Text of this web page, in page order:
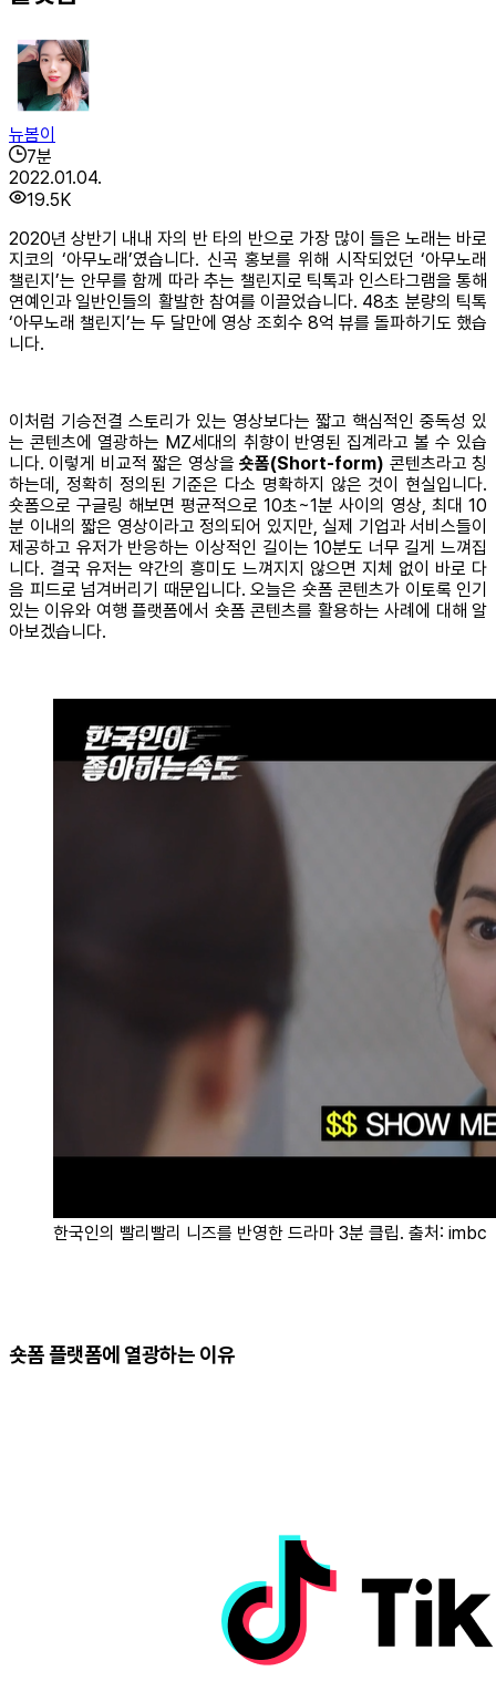
뉴봄이
7분
2022.01.04.
19.5K
2020년 상반기 내내 자의 반 타의 반으로 가장 많이 들은 노래는 바로
지코의 ‘아무노래’였습니다. 신곡 홍보를 위해 시작되었던 ‘아무노래
챌린지’는 안무를 함께 따라 추는 챌린지로 틱톡과 인스타그램을 통해
연예인과 일반인들의 활발한 참여를 이끌었습니다. 48초 분량의 틱톡
‘아무노래 챌린지’는 두 달만에 영상 조회수 8억 뷰를 돌파하기도 했습
니다.
이처럼 기승전결 스토리가 있는 영상보다는 짧고 핵심적인 중독성 있
는 콘텐츠에 열광하는 MZ세대의 취향이 반영된 집계라고 볼 수 있습
니다. 이렇게 비교적 짧은 영상을숏폼(Short-form) 콘텐츠라고 칭
하는데, 정확히 정의된 기준은 다소 명확하지 않은 것이 현실입니다.
숏폼으로 구글링 해보면 평균적으로 10초~1분 사이의 영상, 최대 10
분 이내의 짧은 영상이라고 정의되어 있지만, 실제 기업과 서비스들이
제공하고 유저가 반응하는 이상적인 길이는 10분도 너무 길게 느껴집
니다. 결국 유저는 약간의 흥미도 느껴지지 않으면 지체 없이 바로 다
음 피드로 넘겨버리기 때문입니다. 오늘은 숏폼 콘텐츠가 이토록 인기
있는 이유와 여행 플랫폼에서 숏폼 콘텐츠를 활용하는 사례에 대해 알
아보겠습니다.
한국인의 빨리빨리 니즈를 반영한 드라마 3분 클립. 출처: imbc
숏폼 플랫폼에 열광하는 이유